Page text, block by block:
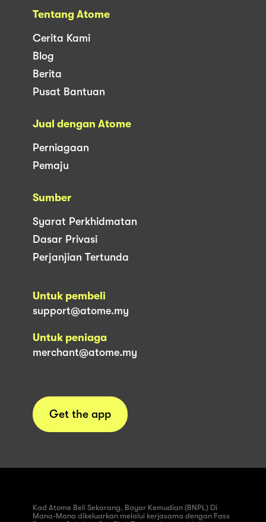
Tentang Atome
Cerita Kami
Blog
Berita
Pusat Bantuan
Jual dengan Atome
Perniagaan
Pemaju
Sumber
Syarat Perkhidmatan
Dasar Privasi
Perjanjian Tertunda
Untuk pembeli
support@atome.my
Untuk peniaga
merchant@atome.my
Get the app
Kad Atome Beli Sekarang, Bayar Kemudian (BNPL) Di
Mana-Mana dikeluarkan melalui kerjasama dengan Fass